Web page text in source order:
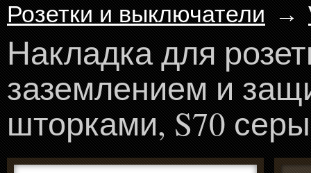
Розетки и выключатели →
Накладка для
заземлением и
шторками, S70